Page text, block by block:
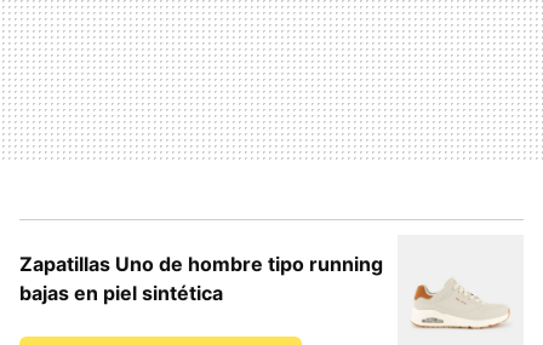
Zapatillas Uno de hombre tipo running
bajas en piel sintética